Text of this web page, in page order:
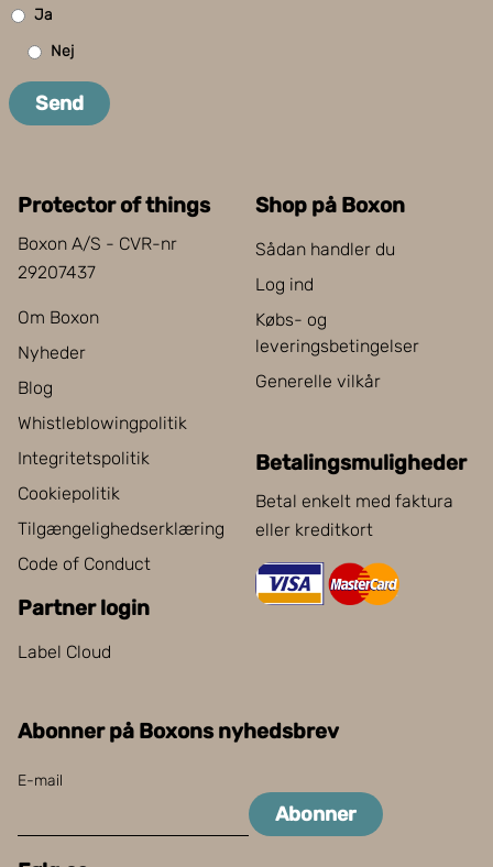
Ja
Nej
Send
Protector of things
Boxon A/S - CVR-nr
29207437
Om Boxon
Nyheder
Blog
Whistleblowingpolitik
Integritetspolitik
Cookiepolitik
Tilgængelighedserklæring
Code of Conduct
Partner login
Label Cloud
Shop på Boxon
Sådan handler du
Log ind
Købs- og
leveringsbetingelser
Generelle vilkår
Betalingsmuligheder
Betal enkelt med faktura
eller kreditkort
Abonner på Boxons nyhedsbrev
E-mail
Abonner